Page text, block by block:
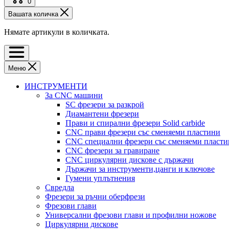
Вашата количка
Нямате артикули в количката.
Меню
ИНСТРУМЕНТИ
За CNC машини
SC фрезери за разкрой
Диамантени фрезери
Прави и спирални фрезери Solid carbide
CNC прави фрезери със сменяеми пластини
CNC специални фрезери със сменяеми
CNC фрезери за гравиране
CNC циркулярни дискове с държачи
Държачи за инструменти,цанги и ключове
Гумени уплътнения
Свредла
Фрезери за ръчни оберфрези
Фрезови глави
Универсални фрезови глави и профилни ножове
Циркулярни дискове